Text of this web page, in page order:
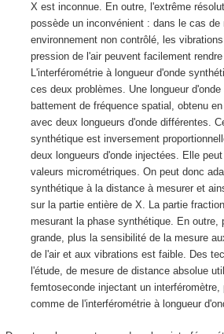
X est inconnue. En outre, l'extrême
possède un inconvénient : dans le cas de
environnement non contrôlé, les
pression de l'air peuvent facilement
L'interférométrie à longueur d'onde
ces deux problèmes. Une longueur
battement de fréquence spatial, obtenu
avec deux longueurs d'onde différentes.
synthétique est inversement
deux longueurs d'onde injectées. Elle
valeurs micrométriques. On peut donc
synthétique à la distance à mesurer et
sur la partie entière de X. La partie
mesurant la phase synthétique. En outre,
grande, plus la sensibilité de la mesure
de l'air et aux vibrations est faible. Des
l'étude, de mesure de distance absolue
femtoseconde injectant un interféromètre,
comme de l'interférométrie à longueur